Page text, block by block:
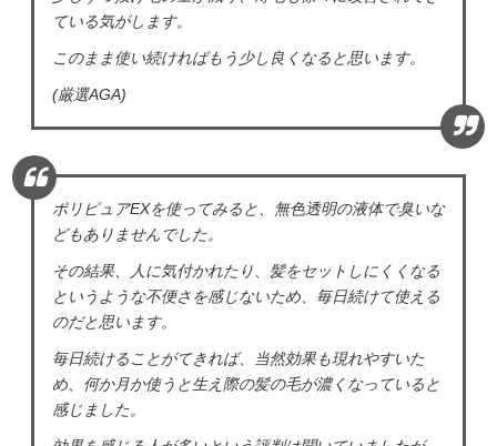
ている気がします。
このまま使い続ければもう少し良くなると思います。
(厳選AGA)
ポリピュアEXを使ってみると、無色透明の液体で臭いな
どもありませんでした。
その結果、人に気付かれたり、髪をセットしにくくなる
というような不便さを感じないため、毎日続けて使える
のだと思います。
毎日続けることがてきれば、当然効果も現れやすいた
め、何か月か使うと生え際の髪の毛が濃くなっていると
感じました。